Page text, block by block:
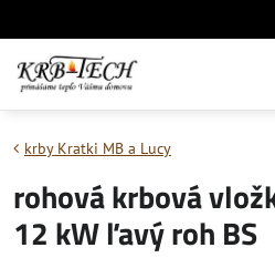
krby Kratki MB a Lucy
rohová krbová
12 kW ľavý roh BS